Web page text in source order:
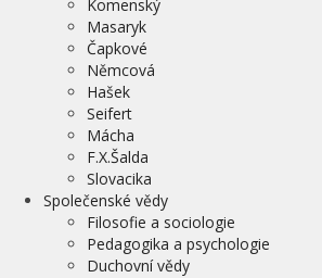
Komenský
Masaryk
Čapkové
Němcová
Hašek
Seifert
Mácha
F.X.Šalda
Slovacika
Společenské vědy
Filosofie a sociologie
Pedagogika a psychologie
Duchovní vědy